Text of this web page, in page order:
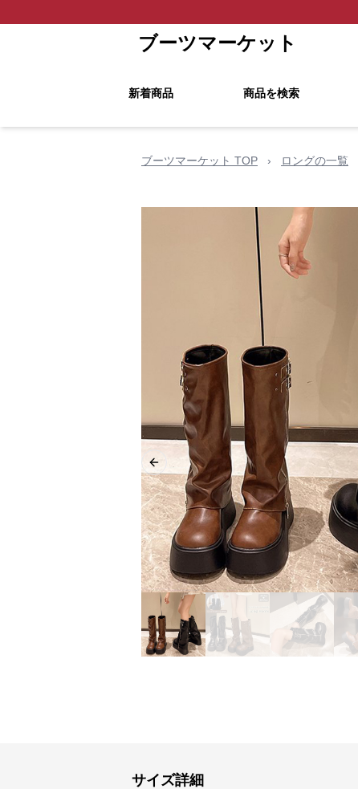
ブーツマーケット
新着商品 商品を検索
ブーツマーケット TOP › ロングの一覧
Previous slide
サイズ詳細